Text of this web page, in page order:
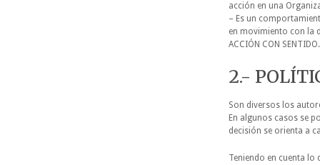
acción en una
– Es un
en movimiento con la
ACCIÓN CON SENTIDO.
2.-
Son diversos los
En algunos casos se
decisión se orienta a
Teniendo en cuenta